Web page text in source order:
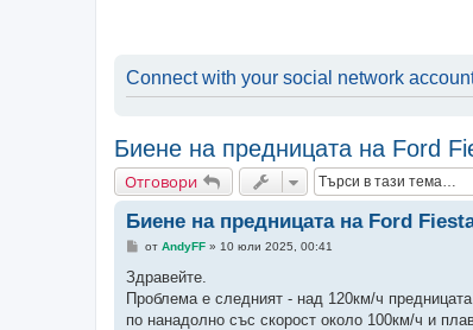
Connect with your social network
Биене на предницата на Ford
Отговори
Биене на предницата на Ford
М
е
н
и
е
от AndyFF» 10 юли 2025, 00:41
Здравейте.
Проблема е следният - над 120км/ч
по нанадолно със скорост около 100км/ч и